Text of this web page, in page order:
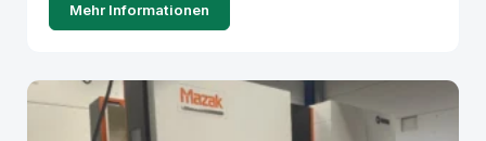
Mehr Informationen